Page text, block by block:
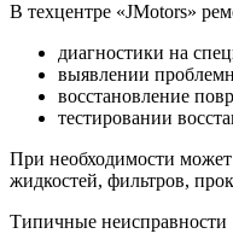
В техцентре «JMotors»
диагностики на
выявлении
восстановление
тестировании
При необходимости
жидкостей, фильтров,
Типичные неисправности